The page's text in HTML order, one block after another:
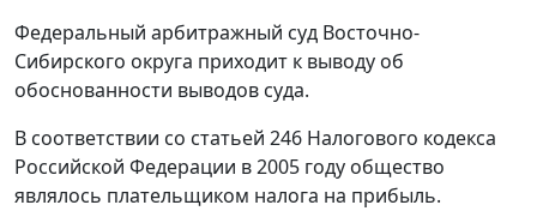
Федеральный арбитражный суд Восточно-
Сибирского округа приходит к выводу об
обоснованности выводов суда.
В соответствии со статьей 246 Налогового кодекса
Российской Федерации в 2005 году общество
являлось плательщиком налога на прибыль.